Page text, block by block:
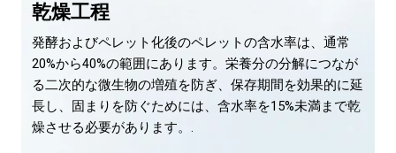
乾燥工程
発酵およびペレット化後のペレットの含水率は、通常
20%から40%の範囲にあります。栄養分の分解につなが
る二次的な微生物の増殖を防ぎ、保存期間を効果的に延
長し、固まりを防ぐためには、含水率を15%未満まで乾
燥させる必要があります。.